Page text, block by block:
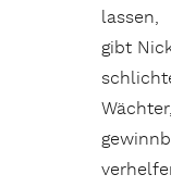
lassen,
gibt